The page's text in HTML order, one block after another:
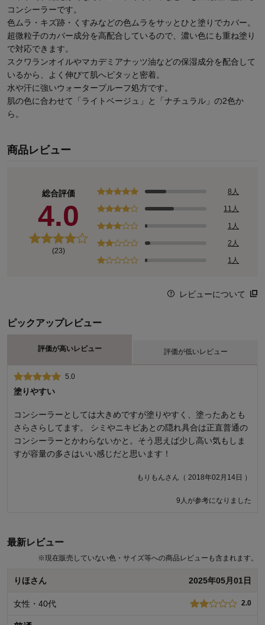
コンシーラーです。
色ムラ・キズ跡・くすみなどの色ムラをサッとひと塗りでカバー。
超微粒子のカバー成分を高配合しているので、濃い色にも重ね塗り
で対応できます。
スクワランオイルやマカデミアナッツ油などの保湿成分を配合して
いるから、よく伸びて肌へピタッと密着。
水や汗に強いウォータープルーフ処方です。
肌の色に合わせて「ライトベージュ」と「ナチュラル」の2色か
ら。
商品レビュー
総合評価
4.0
(23)
8人
11人
1人
2人
1人
レビューについて
ピックアップレビュー
評価が高いレビュー 評価が低いレビュー
5.0
塗りやすい
コンシーラーとしては大きめですが塗りやすく、塗ったあとも
さらさらしてます。 シミやニキビあとの隠れ具合は正直普通の
コンシーラーとかわらないかと。そう思えば少し高い気もしま
すが容量の多さはいい感じだと思います！
もりもんさん（ 2018年02月14日 ）
9人が参考になりました
1.0
期待外れ
まったくシミは隠れませんでした。。
ユッチャンさん（ 2019年10月09日 ）
最新レビュー
※現在販売していない色・サイズ等への商品レビューも含まれます。
りほさん 2025年05月01日
女性・40代 2.0